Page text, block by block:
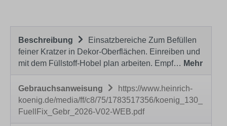
Beschreibung
Einsatzbereiche Zum Befüllen
feiner Kratzer in Dekor-Oberflächen. Einreiben und
mit dem Füllstoff-Hobel plan arbeiten. Empf… Mehr
Gebrauchsanweisung
https://www.heinrich-
koenig.de/media/ff/c8/75/1783517356/koenig_130_
FuellFix_Gebr_2026-V02-WEB.pdf